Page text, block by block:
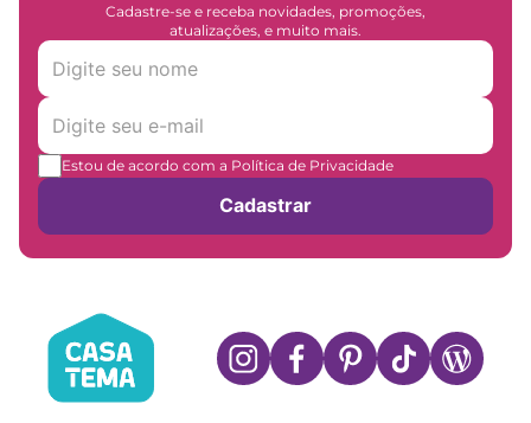
Cadastre-se e receba novidades, promoções,
atualizações, e muito mais.
Estou de acordo com a Política de Privacidade
Cadastrar